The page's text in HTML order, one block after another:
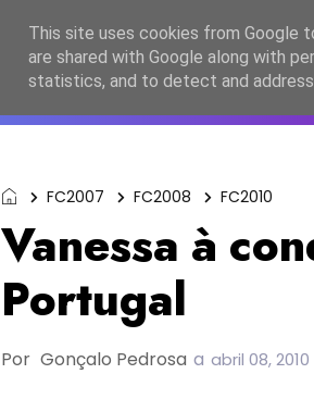
ESC2027 JESC2026
FC2007 FC2008 FC2010
Vanessa à
Portugal
Por Gonçalo Pedrosa a abril 08, 2010
This site uses cookies from Google
are shared with Google along with
statistics, and to detect and address